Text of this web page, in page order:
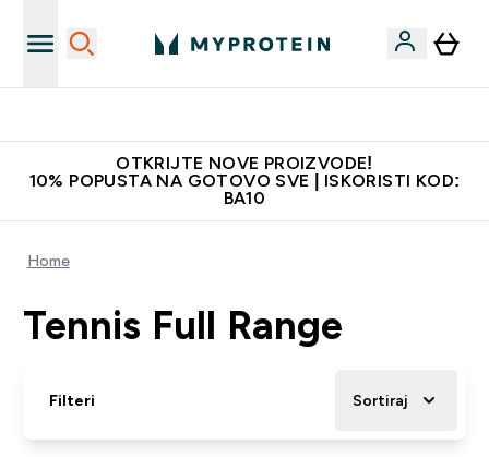
OTKRIJTE NOVE PROIZVODE!
10% POPUSTA NA GOTOVO SVE | ISKORISTI KOD:
BA10
Home
Tennis Full Range
Filteri Sortiraj